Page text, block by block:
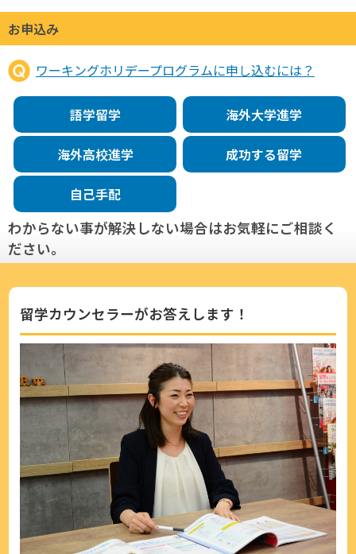
お申込み
ワーキングホリデープログラムに申し込むには？
語学留学 海外大学進学
海外高校進学 成功する留学
自己手配
わからない事が解決しない場合はお気軽にご相談く
ださい。
留学カウンセラーがお答えします！